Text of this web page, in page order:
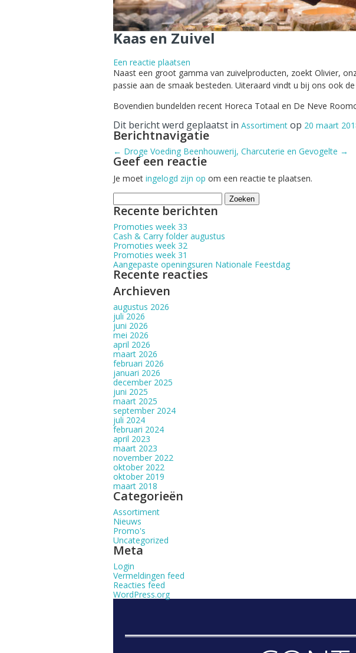
Kaas en Zuivel
Een reactie plaatsen
Naast een groot gamma van zuivelproducten, zoekt Olivier,
passie aan de smaak besteden. Uiteraard vindt u bij ons ook
Bovendien bundelden recent Horeca Totaal en De Neve
Dit bericht werd geplaatst in Assortiment op 20 maart
Berichtnavigatie
← Droge Voeding Beenhouwerij, Charcuterie en Gevogelte →
Geef een reactie
Je moet ingelogd zijn op om een reactie te plaatsen.
Zoeken
naar:
Recente berichten
Promoties week 33
Cash & Carry folder augustus
Promoties week 32
Promoties week 31
Aangepaste openingsuren Nationale Feestdag
Recente reacties
Archieven
augustus 2026
juli 2026
juni 2026
mei 2026
april 2026
maart 2026
februari 2026
januari 2026
december 2025
juni 2025
maart 2025
september 2024
juli 2024
februari 2024
april 2023
maart 2023
november 2022
oktober 2022
oktober 2019
maart 2018
Categorieën
Assortiment
Nieuws
Promo's
Uncategorized
Meta
Login
Vermeldingen feed
Reacties feed
WordPress.org